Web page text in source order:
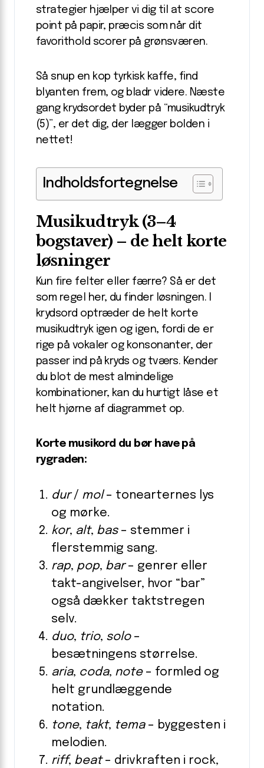
strategier hjælper vi dig til at score
point på papir, præcis som når dit
favorithold scorer på grønsværen.
Så snup en kop tyrkisk kaffe, find
blyanten frem, og bladr videre. Næste
gang krydsordet byder på “musikudtryk
(5)”, er det dig, der lægger bolden i
nettet!
Indholdsfortegnelse
Musikudtryk (3–4
bogstaver) – de helt korte
løsninger
Kun fire felter eller færre? Så er det
som regel her, du finder løsningen. I
krydsord optræder de helt korte
musikudtryk igen og igen, fordi de er
rige på vokaler og konsonanter, der
passer ind på kryds og tværs. Kender
du blot de mest almindelige
kombinationer, kan du hurtigt låse et
helt hjørne af diagrammet op.
Korte musikord du bør have på
rygraden:
dur/ mol– tonearternes lys
og mørke.
kor, alt, bas– stemmer i
flerstemmig sang.
rap, pop, bar– genrer eller
takt-angivelser, hvor “bar”
også dækker taktstregen
selv.
duo, trio, solo–
besætningens størrelse.
aria, coda, note– formled og
helt grundlæggende
notation.
tone, takt, tema– byggesten i
melodien.
riff, beat– drivkraften i rock,